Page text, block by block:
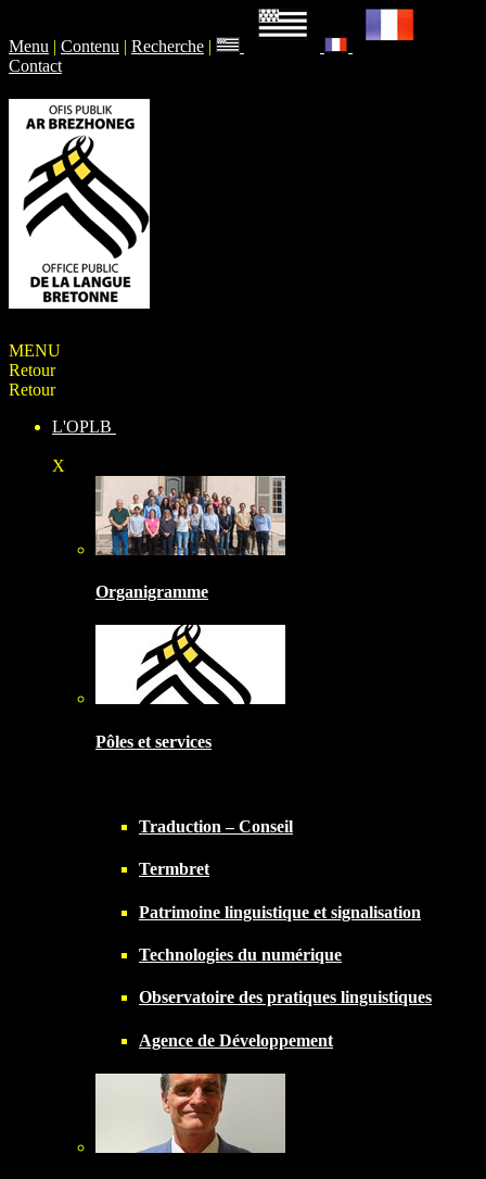
Menu | Contenu | Recherche |
Contact
MENU
Retour
Retour
L'OPLB
X
Organigramme
Pôles et services
Traduction – Conseil
Termbret
Patrimoine linguistique et signalisation
Technologies du numérique
Observatoire des pratiques linguistiques
Agence de Développement